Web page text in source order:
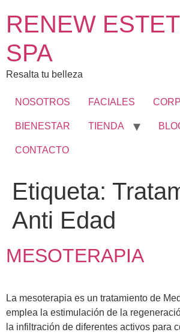
RENEW
SPA
Resalta tu belleza
NOSOTROS FACIALES
BIENESTAR TIENDA
CONTACTO
Etiqueta:
Anti Edad
MESOTERAPIA
La mesoterapia es un tratamiento de
emplea la estimulación de la
la infiltración de diferentes activos para